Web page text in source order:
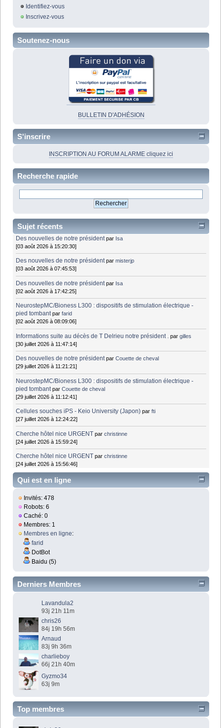
Identifiez-vous
Inscrivez-vous
Soutenez-nous
BULLETIN D'ADHÉSION
S'inscrire
INSCRIPTION AU FORUM ALARME cliquez ici
Recherche rapide
Sujet récents
Des nouvelles de notre président par Isa
[03 août 2026 à 15:20:30]
Des nouvelles de notre président parmisterjp
[03 août 2026 à 07:45:53]
Des nouvelles de notre président par Isa
[02 août 2026 à 17:42:25]
NeurostepMC/Bioness L300 : dispositifs de stimulation électrique -
pied tombant parfarid
[02 août 2026 à 08:09:06]
Informations suite au décès de T Delrieu notre président . pargilles
[30 juillet 2026 à 11:47:14]
Des nouvelles de notre président parCouette de cheval
[29 juillet 2026 à 11:21:21]
NeurostepMC/Bioness L300 : dispositifs de stimulation électrique -
pied tombant parCouette de cheval
[29 juillet 2026 à 11:12:41]
Cellules souches iPS - Keio University (Japon) parfti
[27 juillet 2026 à 12:24:22]
Cherche hôtel nice URGENT parchristinne
[24 juillet 2026 à 15:59:24]
Cherche hôtel nice URGENT parchristinne
[24 juillet 2026 à 15:56:46]
Qui est en ligne
Invités: 478
Robots: 6
Caché: 0
Membres: 1
Membres en ligne:
farid
DotBot
Baidu (5)
Derniers Membres
Lavandula2
93j 21h 11m
chris26
84j 19h 56m
Arnaud
83j 9h 36m
charlieboy
66j 21h 40m
Gyzmo34
63j 9m
Top membres